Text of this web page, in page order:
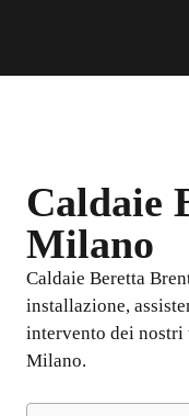
Caldaie
Milano
Caldaie Beretta
installazione,
intervento dei nostri
Milano.